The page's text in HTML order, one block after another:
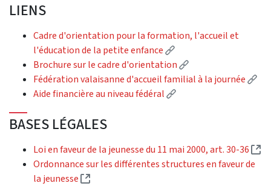
LIENS
Cadre d'orientation pour la formation, l'accueil et
l'éducation de la petite enfance
(External link)
Brochure sur le cadre d'orientation
(External link)
Fédération valaisanne d'accueil familial à la journée
Aide financière au niveau fédéral
(External link)
BASES LÉGALES
Loi en faveur de la jeunesse du 11 mai 2000, art. 30-36
Ordonnance sur les différentes structures en faveur de
la jeunesse
(External link)